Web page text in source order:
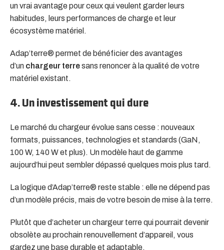
un vrai avantage pour ceux qui veulent garder leurs
habitudes, leurs performances de charge et leur
écosystème matériel.
Adap’terre® permet de bénéficier des avantages
d’un chargeur terresans renoncer à la qualité de votre
matériel existant.
4. Un investissement qui dure
Le marché du chargeur évolue sans cesse : nouveaux
formats, puissances, technologies et standards (GaN,
100 W, 140 W et plus). Un modèle haut de gamme
aujourd’hui peut sembler dépassé quelques mois plus tard.
La logique d’Adap’terre® reste stable : elle ne dépend pas
d’un modèle précis, mais de votre besoin de mise à la terre.
Plutôt que d’acheter un chargeur terre qui pourrait devenir
obsolète au prochain renouvellement d’appareil, vous
gardez une base durable et adaptable.